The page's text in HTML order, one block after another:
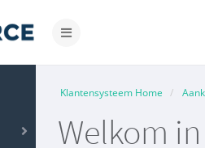
Navigatie
Klantensysteem Home
Welkom